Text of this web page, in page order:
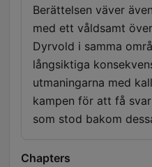
Berättelsen väver
med ett våldsamt
Dyrvold i samma
långsiktiga
utmaningarna med
kampen för att få
som stod bakom
Chapters